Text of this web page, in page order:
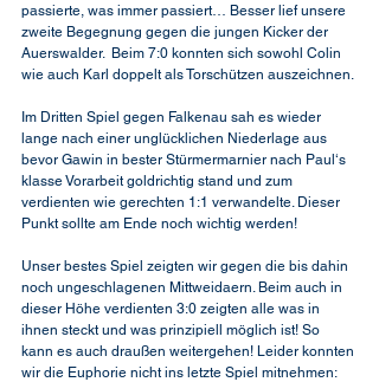
passierte, was immer passiert… Besser lief unsere
zweite Begegnung gegen die jungen Kicker der
Auerswalder.  Beim 7:0 konnten sich sowohl Colin
wie auch Karl doppelt als Torschützen auszeichnen.
Im Dritten Spiel gegen Falkenau sah es wieder
lange nach einer unglücklichen Niederlage aus
bevor Gawin in bester Stürmermarnier nach Paul‘s
klasse Vorarbeit goldrichtig stand und zum
verdienten wie gerechten 1:1 verwandelte. Dieser
Punkt sollte am Ende noch wichtig werden!
Unser bestes Spiel zeigten wir gegen die bis dahin
noch ungeschlagenen Mittweidaern. Beim auch in
dieser Höhe verdienten 3:0 zeigten alle was in
ihnen steckt und was prinzipiell möglich ist! So
kann es auch draußen weitergehen! Leider konnten
wir die Euphorie nicht ins letzte Spiel mitnehmen: